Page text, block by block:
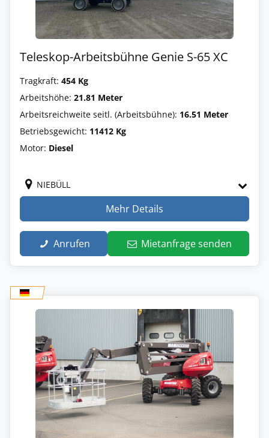
Teleskop-Arbeitsbühne Genie S-65 XC
Tragkraft: 454 Kg
Arbeitshöhe: 21.81 Meter
Arbeitsreichweite seitl. (Arbeitsbühne): 16.51 Meter
Betriebsgewicht: 11412 Kg
Motor: Diesel
NIEBÜLL
Mehr Details
Anrufen Mietanfrage senden